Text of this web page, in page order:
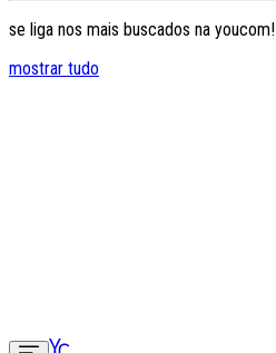
se liga nos mais buscados na youcom!
mostrar tudo